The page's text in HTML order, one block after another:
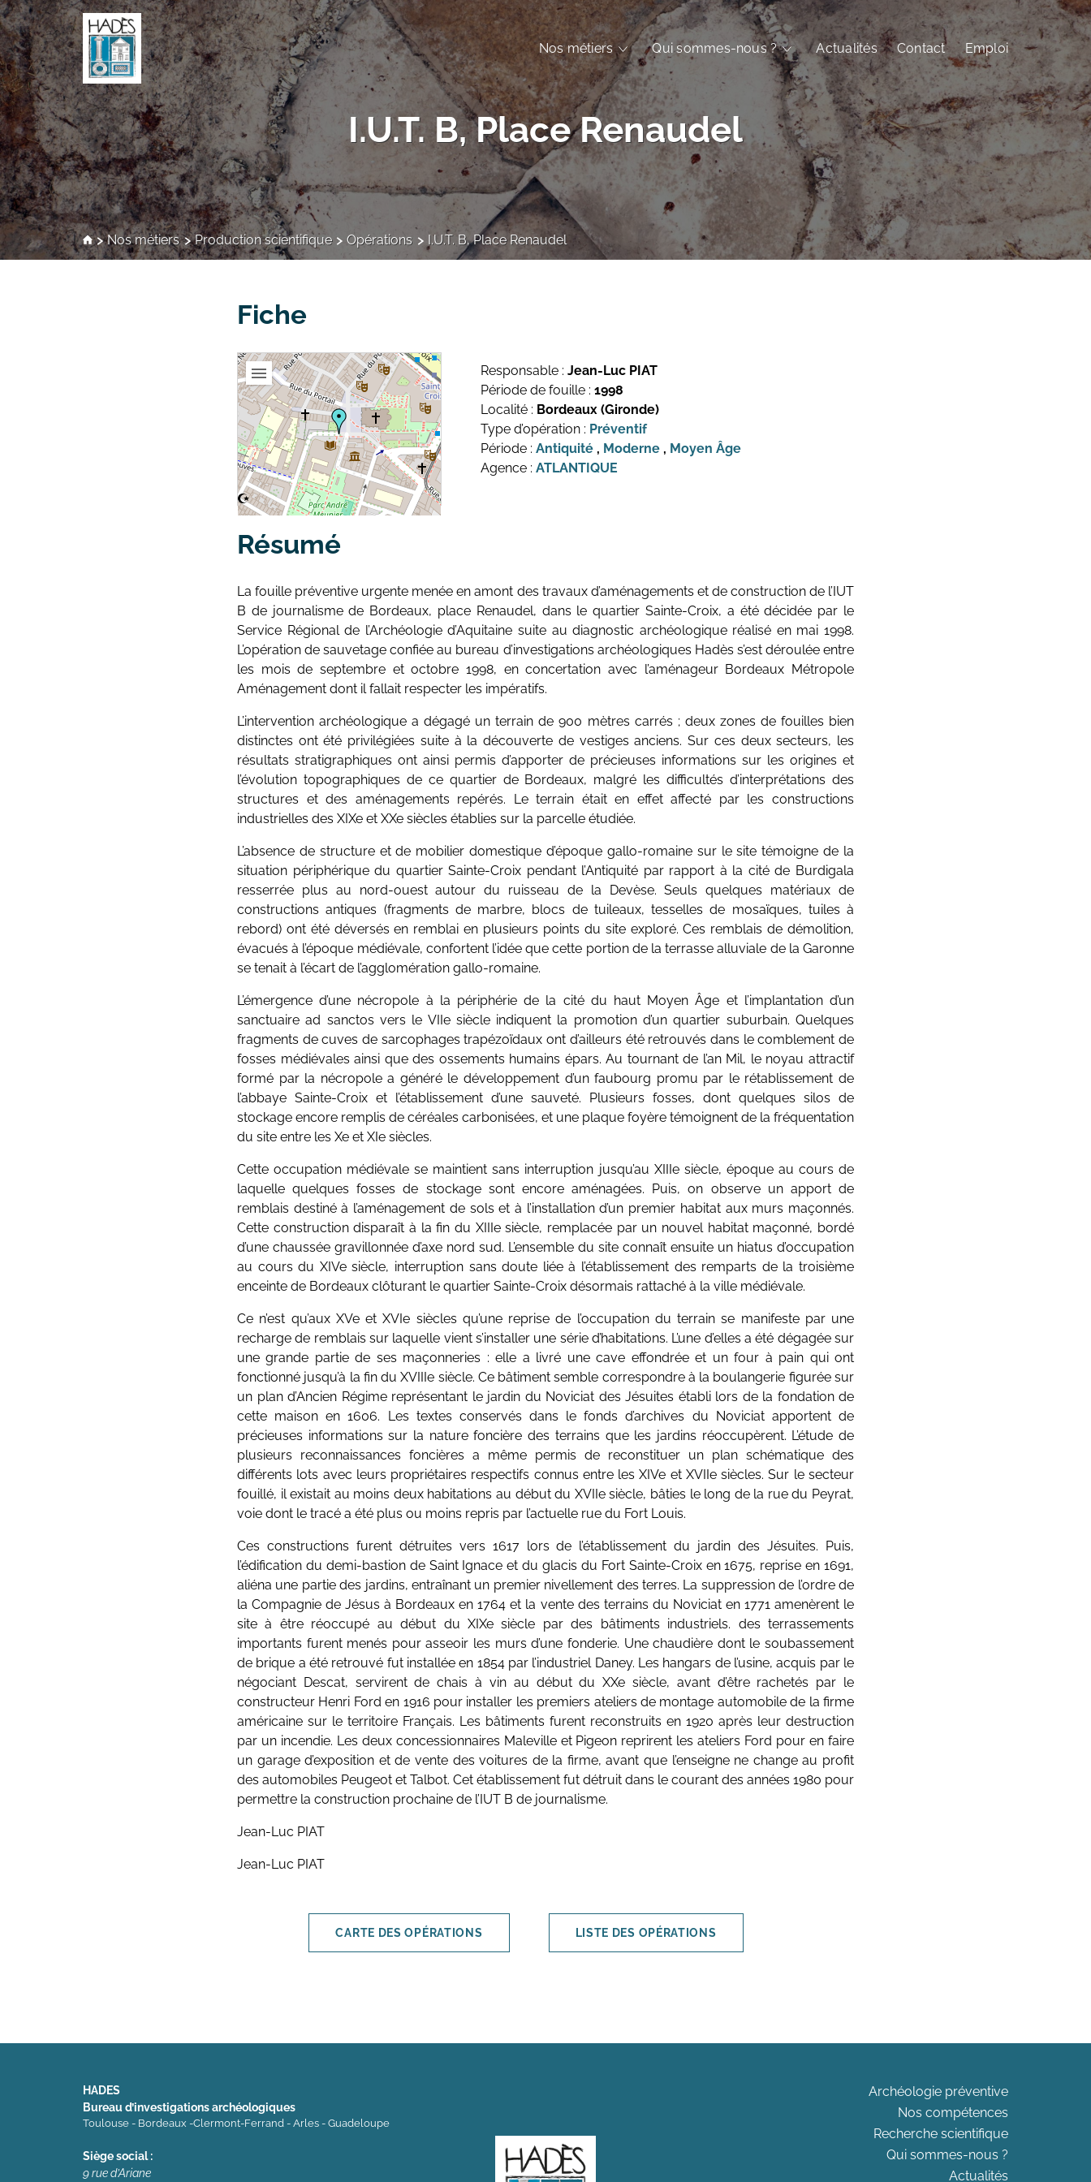
Nos métiers Qui sommes-nous ? Actualités Contact Emploi
I.U.T. B, Place Renaudel
Nos métiers Production scientifique Opérations I.U.T. B, Place Renaudel
Fiche
Responsable : Jean-Luc PIAT
Période de fouille : 1998
Localité : Bordeaux (Gironde)
Type d’opération : Préventif
Période : Antiquité , Moderne , Moyen Âge
Agence : ATLANTIQUE
Résumé
La fouille préventive urgente menée en amont des travaux d’aménagements et de construction de l’IUT
B de journalisme de Bordeaux, place Renaudel, dans le quartier Sainte-Croix, a été décidée par le
Service Régional de l’Archéologie d’Aquitaine suite au diagnostic archéologique réalisé en mai 1998.
L’opération de sauvetage confiée au bureau d’investigations archéologiques Hadès s’est déroulée entre
les mois de septembre et octobre 1998, en concertation avec l’aménageur Bordeaux Métropole
Aménagement dont il fallait respecter les impératifs.
L’intervention archéologique a dégagé un terrain de 900 mètres carrés ; deux zones de fouilles bien
distinctes ont été privilégiées suite à la découverte de vestiges anciens. Sur ces deux secteurs, les
résultats stratigraphiques ont ainsi permis d’apporter de précieuses informations sur les origines et
l’évolution topographiques de ce quartier de Bordeaux, malgré les difficultés d’interprétations des
structures et des aménagements repérés. Le terrain était en effet affecté par les constructions
industrielles des XIXe et XXe siècles établies sur la parcelle étudiée.
L’absence de structure et de mobilier domestique d’époque gallo-romaine sur le site témoigne de la
situation périphérique du quartier Sainte-Croix pendant l’Antiquité par rapport à la cité de Burdigala
resserrée plus au nord-ouest autour du ruisseau de la Devèse. Seuls quelques matériaux de
constructions antiques (fragments de marbre, blocs de tuileaux, tesselles de mosaïques, tuiles à
rebord) ont été déversés en remblai en plusieurs points du site exploré. Ces remblais de démolition,
évacués à l’époque médiévale, confortent l’idée que cette portion de la terrasse alluviale de la Garonne
se tenait à l’écart de l’agglomération gallo-romaine.
L’émergence d’une nécropole à la périphérie de la cité du haut Moyen Âge et l’implantation d’un
sanctuaire ad sanctos vers le VIIe siècle indiquent la promotion d’un quartier suburbain. Quelques
fragments de cuves de sarcophages trapézoïdaux ont d’ailleurs été retrouvés dans le comblement de
fosses médiévales ainsi que des ossements humains épars. Au tournant de l’an Mil, le noyau attractif
formé par la nécropole a généré le développement d’un faubourg promu par le rétablissement de
l’abbaye Sainte-Croix et l’établissement d’une sauveté. Plusieurs fosses, dont quelques silos de
stockage encore remplis de céréales carbonisées, et une plaque foyère témoignent de la fréquentation
du site entre les Xe et XIe siècles.
Cette occupation médiévale se maintient sans interruption jusqu’au XIIIe siècle, époque au cours de
laquelle quelques fosses de stockage sont encore aménagées. Puis, on observe un apport de
remblais destiné à l’aménagement de sols et à l’installation d’un premier habitat aux murs maçonnés.
Cette construction disparaît à la fin du XIIIe siècle, remplacée par un nouvel habitat maçonné, bordé
d’une chaussée gravillonnée d’axe nord sud. L’ensemble du site connaît ensuite un hiatus d’occupation
au cours du XIVe siècle, interruption sans doute liée à l’établissement des remparts de la troisième
enceinte de Bordeaux clôturant le quartier Sainte-Croix désormais rattaché à la ville médiévale.
Ce n’est qu’aux XVe et XVIe siècles qu’une reprise de l’occupation du terrain se manifeste par une
recharge de remblais sur laquelle vient s’installer une série d’habitations. L’une d’elles a été dégagée sur
une grande partie de ses maçonneries : elle a livré une cave effondrée et un four à pain qui ont
fonctionné jusqu’à la fin du XVIIIe siècle. Ce bâtiment semble correspondre à la boulangerie figurée sur
un plan d’Ancien Régime représentant le jardin du Noviciat des Jésuites établi lors de la fondation de
cette maison en 1606. Les textes conservés dans le fonds d’archives du Noviciat apportent de
précieuses informations sur la nature foncière des terrains que les jardins réoccupèrent. L’étude de
plusieurs reconnaissances foncières a même permis de reconstituer un plan schématique des
différents lots avec leurs propriétaires respectifs connus entre les XIVe et XVIIe siècles. Sur le secteur
fouillé, il existait au moins deux habitations au début du XVIIe siècle, bâties le long de la rue du Peyrat,
voie dont le tracé a été plus ou moins repris par l’actuelle rue du Fort Louis.
Ces constructions furent détruites vers 1617 lors de l’établissement du jardin des Jésuites. Puis,
l’édification du demi-bastion de Saint Ignace et du glacis du Fort Sainte-Croix en 1675, reprise en 1691,
aliéna une partie des jardins, entraînant un premier nivellement des terres. La suppression de l’ordre de
la Compagnie de Jésus à Bordeaux en 1764 et la vente des terrains du Noviciat en 1771 amenèrent le
site à être réoccupé au début du XIXe siècle par des bâtiments industriels. des terrassements
importants furent menés pour asseoir les murs d’une fonderie. Une chaudière dont le soubassement
de brique a été retrouvé fut installée en 1854 par l’industriel Daney. Les hangars de l’usine, acquis par le
négociant Descat, servirent de chais à vin au début du XXe siècle, avant d’être rachetés par le
constructeur Henri Ford en 1916 pour installer les premiers ateliers de montage automobile de la firme
américaine sur le territoire Français. Les bâtiments furent reconstruits en 1920 après leur destruction
par un incendie. Les deux concessionnaires Maleville et Pigeon reprirent les ateliers Ford pour en faire
un garage d’exposition et de vente des voitures de la firme, avant que l’enseigne ne change au profit
des automobiles Peugeot et Talbot. Cet établissement fut détruit dans le courant des années 1980 pour
permettre la construction prochaine de l’IUT B de journalisme.
Jean-Luc PIAT
Jean-Luc PIAT
CARTE DES OPÉRATIONS LISTE DES OPÉRATIONS
HADES
Bureau d’investigations archéologiques
Toulouse - Bordeaux -Clermont-Ferrand - Arles - Guadeloupe
Siège social :
9 rue d’Ariane
Archéologie préventive
Nos compétences
Recherche scientifique
Qui sommes-nous ?
Actualités